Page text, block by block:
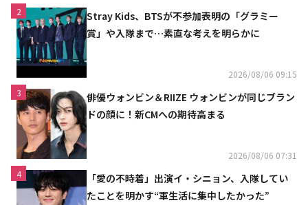
2
Stray Kids、BTSが不参加表明の「グラミー
賞」や入隊まで…素直な考えを明らかに
2026/08/06 09:15
3
俳優ウォンビン＆RIIZE ウォンビンが同じブラン
ドの顔に！新CMへの期待高まる
2026/08/06 07:31
4
「愛の不時着」出演イ・シニョン、入隊してい
たことを明かす“軍生活に集中したかった”